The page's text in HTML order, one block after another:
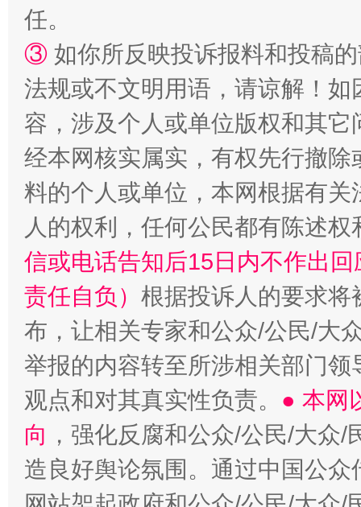
“蜀中异人”王建安的艺术幻境
任。
③ 如你所反映投诉报料和投稿
法规或不文明用语，请谅解！
容，涉及个人或单位版权和其它
经本网核实属实，有权先行撤
料的个人或单位，本网根据有
人的权利，任何公民都有陈述
信或电话告知后15日内不作出
责任自负） 根据投诉人的要求将
布，让相关专家和公众/公民/大
举报的内容转至所涉相关部门
观点和对其真实性负责。 ● 本网
向 ，强化反腐和公众/公民/大众
造良好舆论氛围。通过中国公